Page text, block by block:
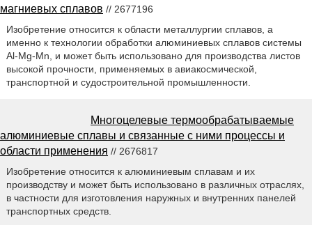
магниевых сплавов // 2677196
Изобретение относится к области металлургии сплавов, а
именно к технологии обработки алюминиевых сплавов системы
Al-Mg-Mn, и может быть использовано для производства листов
высокой прочности, применяемых в авиакосмической,
транспортной и судостроительной промышленности.
Многоцелевые термообрабатываемые
алюминиевые сплавы и связанные с ними процессы и
области применения // 2676817
Изобретение относится к алюминиевым сплавам и их
производству и может быть использовано в различных отраслях,
в частности для изготовления наружных и внутренних панелей
транспортных средств.